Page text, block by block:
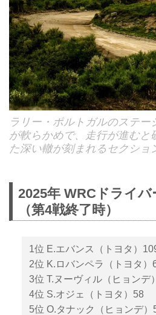
ラリー・ポルトガルのステ
が軟らかめで、走行が進むと
た深い轍が刻まれるセクショ
2025年 WRCドライ
（第4戦終了時）
1位 E.エバンス（トヨタ）
2位 K.ロバンペラ（トヨタ）
3位 T.ヌーヴィル（ヒョンデ
4位 S.オジェ（トヨタ）58
5位 O.タナック（ヒョンデ）